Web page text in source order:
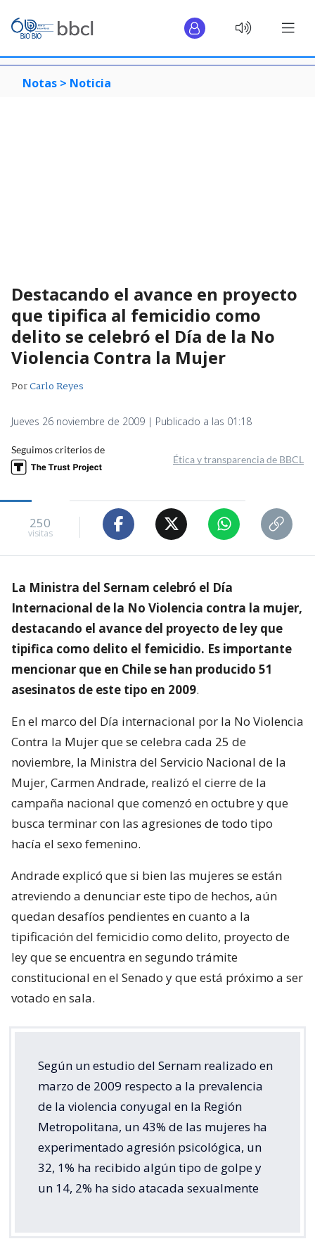
Notas > Noticia
Destacando el avance en proyecto
que tipifica al femicidio como
delito se celebró el Día de la No
Violencia Contra la Mujer
PorCarlo Reyes
Jueves 26 noviembre de 2009 | Publicado a las 01:18
Seguimos criterios de
Ética y transparencia de BBCL
250
visitas
La Ministra del Sernam celebró el Día
Internacional de la No Violencia contra la mujer,
destacando el avance del proyecto de ley que
tipifica como delito el femicidio. Es importante
mencionar que en Chile se han producido 51
asesinatos de este tipo en 2009.
En el marco del Día internacional por la No Violencia
Contra la Mujer que se celebra cada 25 de
noviembre, la Ministra del Servicio Nacional de la
Mujer, Carmen Andrade, realizó el cierre de la
campaña nacional que comenzó en octubre y que
busca terminar con las agresiones de todo tipo
hacía el sexo femenino.
Andrade explicó que si bien las mujeres se están
atreviendo a denunciar este tipo de hechos, aún
quedan desafíos pendientes en cuanto a la
tipificación del femicidio como delito, proyecto de
ley que se encuentra en segundo trámite
constitucional en el Senado y que está próximo a ser
votado en sala.
Según un estudio del Sernam realizado en
marzo de 2009 respecto a la prevalencia
de la violencia conyugal en la Región
Metropolitana, un 43% de las mujeres ha
experimentado agresión psicológica, un
32, 1% ha recibido algún tipo de golpe y
un 14, 2% ha sido atacada sexualmente